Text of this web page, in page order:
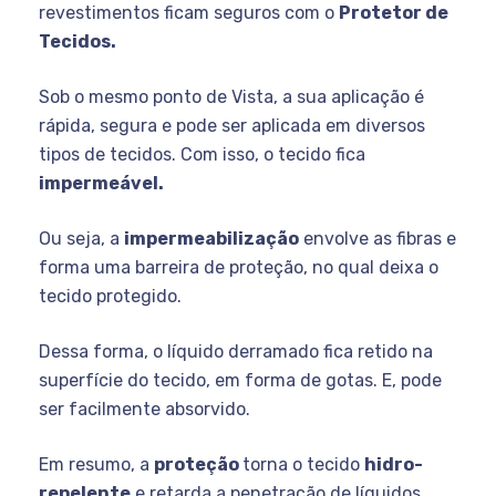
revestimentos ficam seguros com o Protetor de
Tecidos.
Sob o mesmo ponto de Vista, a sua aplicação é
rápida, segura e pode ser aplicada em diversos
tipos de tecidos. Com isso, o tecido fica
impermeável.
Ou seja, a impermeabilização envolve as fibras e
forma uma barreira de proteção, no qual deixa o
tecido protegido.
Dessa forma, o líquido derramado fica retido na
superfície do tecido, em forma de gotas. E, pode
ser facilmente absorvido.
Em resumo, a proteção torna o tecido hidro-